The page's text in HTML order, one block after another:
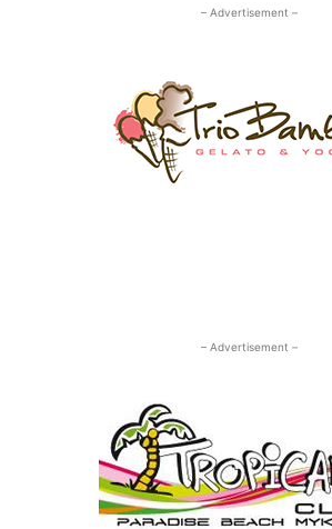
– Advertisement –
– Advertisement –